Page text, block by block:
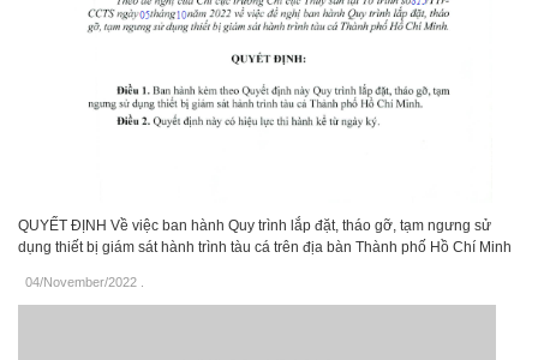
QUYẾT ĐỊNH Về việc ban hành Quy trình lắp đặt, tháo gỡ, tạm ngưng sử
dụng thiết bị giám sát hành trình tàu cá trên địa bàn Thành phố Hồ Chí Minh
04/November/2022